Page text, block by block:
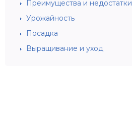
Преимущества и недостатки
Урожайность
Посадка
Выращивание и уход